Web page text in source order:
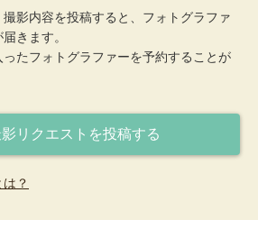
影内容を投稿すると、フォトグラファ
きます。
たフォトグラファーを予約することが
リクエストを投稿する
？